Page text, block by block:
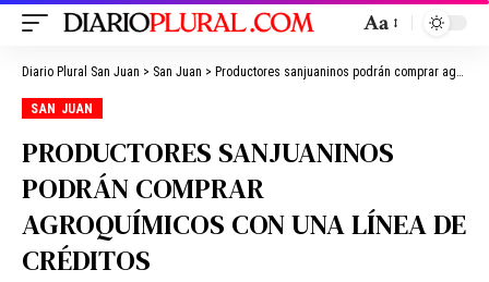
Aa
Diario Plural San Juan > San Juan > Productores sanjuaninos podrán comprar agroquímicos con una línea de créditos
SAN JUAN
PRODUCTORES SANJUANINOS
PODRÁN COMPRAR
AGROQUÍMICOS CON UNA LÍNEA DE
CRÉDITOS